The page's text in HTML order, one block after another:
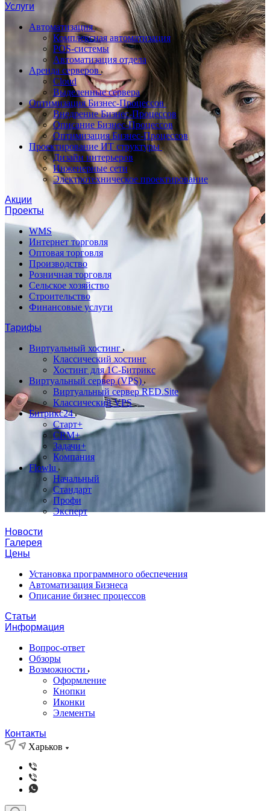
Услуги
Автоматизация
Комплексная автоматизация
POS-системы
Автоматизация отдела
Аренда серверов
Cloud
Выделенные сервера
Оптимизация Бизнес-Процессов
Внедрение Бизнес-Процессов
Описание Бизнес-Процессов
Оптимизация Бизнес-Процессов
Проектирование ИТ структуры
Дизайн интерьеров
Инженерные сети
Электротехническое проектирование
Акции
Проекты
WMS
Интернет торговля
Оптовая торговля
Производство
Розничная торговля
Сельское хозяйство
Строительство
Финансовые услуги
Тарифы
Виртуальный хостинг
Классический хостинг
Хостинг для 1С-Битрикс
Виртуальный сервер (VPS)
Виртуальный сервер RED.Site
Классический VPS
Битрикс24
Старт+
CRM+
Задачи+
Компания
Flowlu
Начальный
Стандарт
Профи
Эксперт
Новости
Галерея
Цены
Установка программного обеспечения
Автоматизация Бизнеса
Описание бизнес процессов
Статьи
Информация
Вопрос-ответ
Обзоры
Возможности
Оформление
Кнопки
Иконки
Элементы
Контакты
Харьков